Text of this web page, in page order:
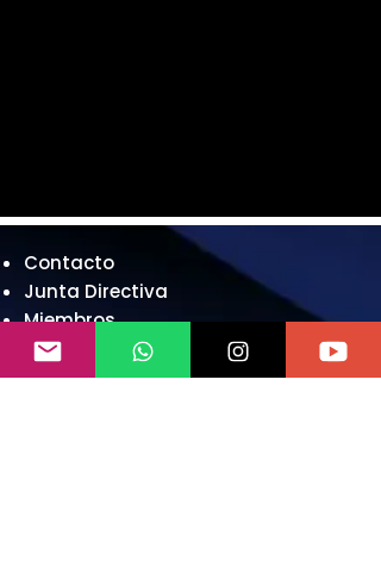
Contacto
Junta Directiva
Miembros
Gestionar Cita
Articulas